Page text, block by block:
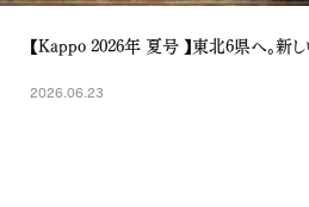
【Kappo 2026年 夏号 】東北6県へ。新し
2026.06.23